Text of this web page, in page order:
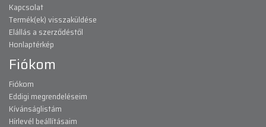
Kapcsolat
Termék(ek) visszaküldése
Elállás a szerződéstől
Honlaptérkép
Fiókom
Fiókom
Eddigi megrendeléseim
Kívánságlistám
Hírlevél beállításaim